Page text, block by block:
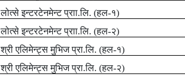
लोत्से इन्टरटेनमेन्ट प्राा.लि. (हल-१)
लोत्से इन्टरटेनमेन्ट प्राा.लि. (हल-२)
श्री एलिमेन्ट्स मुभिज प्रा.लि. (हल-१)
श्री एलिमेन्ट्स मुभिज प्रा.लि. (हल-२)